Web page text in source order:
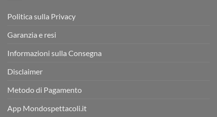
Politica sulla Privacy
Garanzia e resi
Informazioni sulla Consegna
Disclaimer
Metodo di Pagamento
App Mondospettacoli.it